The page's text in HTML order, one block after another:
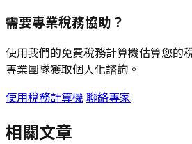
需要專業稅務協助？
使用我們的免費稅務計算機估算您的
專業團隊獲取個人化諮詢。
使用稅務計算機 聯絡專家
相關文章